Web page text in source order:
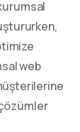
web